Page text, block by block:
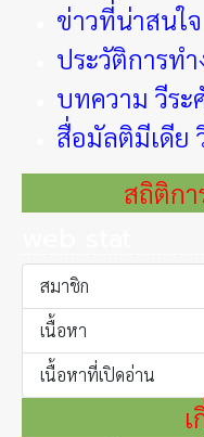
ข่าวที่น่าสนใจ
ประวัติการท
บทความ วีระ
สื่อมัลติมีเดีย
สถิติกา
สมาชิก
เนื้อหา
เนื้อหาที่เปิดอ่าน